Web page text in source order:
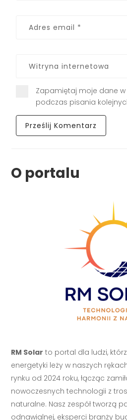
Zapamiętaj moje dane
podczas pisania
O portalu
RM Solar to portal dla ludzi,
energetyki leży w naszych
rynku od 2024 roku, łącząc
nowoczesnych technologii z
naturalne. Nasz zespół tworzą
odnawialnej, eksperci branży